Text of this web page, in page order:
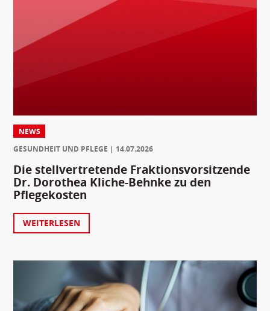
NEWS
GESUNDHEIT UND PFLEGE
14.07.2026
Die stellvertretende Fraktionsvorsitzende
Dr. Dorothea Kliche-Behnke zu den
Pflegekosten
WEITERLESEN